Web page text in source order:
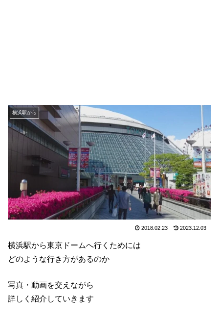
横浜駅から
2018.02.23 2023.12.03
横浜駅から東京ドームへ行くためには
どのような行き方があるのか
写真・動画を交えながら
詳しく紹介していきます